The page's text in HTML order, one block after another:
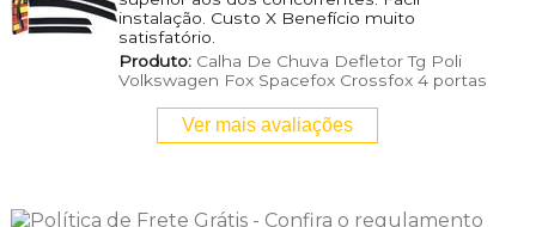
instalação. Custo X Benefício muito
satisfatório.
Produto:Calha De Chuva Defletor Tg Poli
Volkswagen Fox Spacefox Crossfox 4 portas
Ver mais avaliações